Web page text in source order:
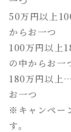
50万円以上
からお一つ
100万円以上
の中からお一
180万円以上
お一つ
※キャンペー
す。